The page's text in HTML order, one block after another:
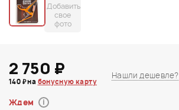
Добавить
свое
фото
2 750 ₽
140 ₽ на бонусную карту
Нашли дешевле?
Ждем i